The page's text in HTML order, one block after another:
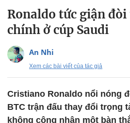
Ronaldo tức giận
chính ở cúp Saudi
An Nhi
Xem các bài viết của tác giả
Cristiano Ronaldo nổi nóng
BTC trận đấu thay đổi trọng
không công nhận một bàn